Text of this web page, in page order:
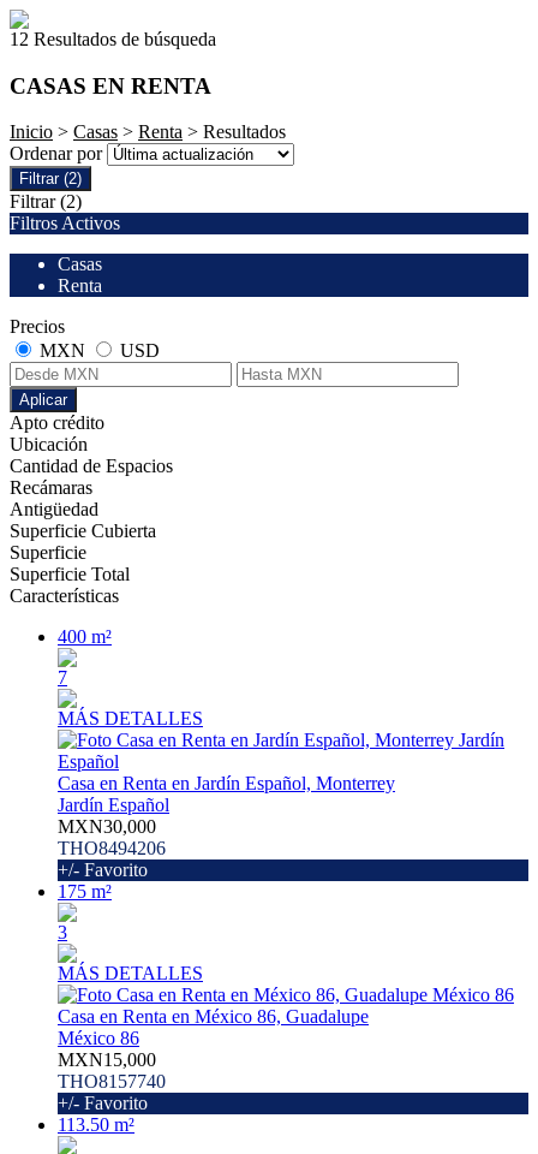
12 Resultados de búsqueda
CASAS EN RENTA
Inicio > Casas > Renta > Resultados
Ordenar por
Filtrar (2)
Filtrar (2)
Filtros Activos
Casas
Renta
Precios
MXN
USD
Aplicar
Apto crédito
Ubicación
Cantidad de Espacios
Recámaras
Antigüedad
Superficie Cubierta
Superficie
Superficie Total
Características
400 m²
7
MÁS DETALLES
Casa en Renta en Jardín Español, Monterrey
Jardín Español
MXN30,000
THO8494206
+/- Favorito
175 m²
3
MÁS DETALLES
Casa en Renta en México 86, Guadalupe
México 86
MXN15,000
THO8157740
+/- Favorito
113.50 m²